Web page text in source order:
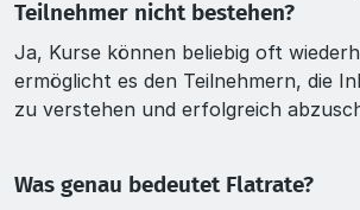
Teilnehmer nicht bestehen?
Ja, Kurse können beliebig oft
ermöglicht es den Teilnehmern, die
zu verstehen und erfolgreich
Was genau bedeutet Flatrate?